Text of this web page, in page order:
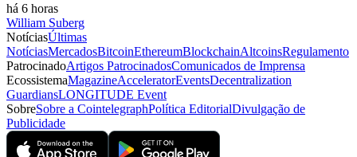
há 6 horas
William Suberg
NotíciasÚltimas
NotíciasMercadosBitcoinEthereumBlockchainAltcoinsRegulamento
PatrocinadoArtigos PatrocinadosComunicados de Imprensa
EcossistemaMagazineAcceleratorEventsDecentralization
GuardiansLONGITUDE Event
SobreSobre a CointelegraphPolítica EditorialDivulgação de
Publicidade